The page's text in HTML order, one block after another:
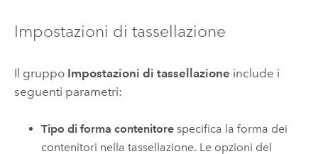
Impostazioni di tassellazione
Il gruppo Impostazioni di tassellazione include i
seguenti parametri:
Tipo di forma contenitore specifica la forma dei
contenitori nella tassellazione. Le opzioni del